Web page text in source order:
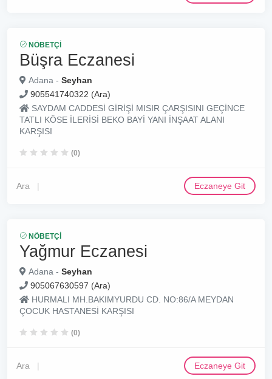
NÖBETÇI
Büşra Eczanesi
Adana - Seyhan
905541740322 (Ara)
SAYDAM CADDESİ GİRİŞİ MISIR ÇARŞISINI GEÇİNCE
TATLI KÖSE İLERİSİ BEKO BAYİ YANI İNŞAAT ALANI
KARŞISI
(0)
Ara Eczaneye Git
NÖBETÇI
Yağmur Eczanesi
Adana - Seyhan
905067630597 (Ara)
HURMALI MH.BAKIMYURDU CD. NO:86/A MEYDAN
ÇOCUK HASTANESİ KARŞISI
(0)
Ara Eczaneye Git